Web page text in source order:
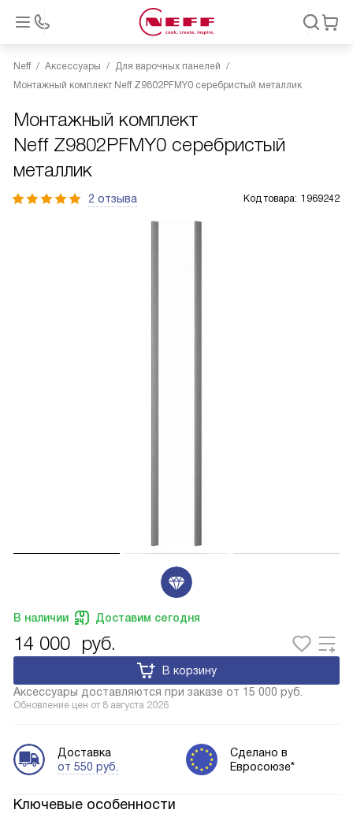
Neff Аксессуары
Для варочных панелей
Монтажный комплект Neff Z9802PFMY0 серебристый металлик
Монтажный комплект
Neff Z9802PFMY0 серебристый
металлик
2 отзыва Код товара: 1969242
В наличии Доставим сегодня
14 000 руб.
Аксессуары доставляются при заказе от 15 000 руб.
В корзину
Обновление цен от 8 августа 2026
Доставка
от 550 руб.
Сделано в
Евросоюзе*
Ключевые особенности